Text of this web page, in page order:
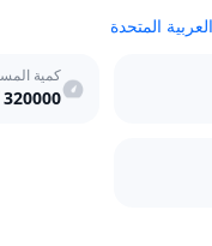
المتحدة
كمية
320000